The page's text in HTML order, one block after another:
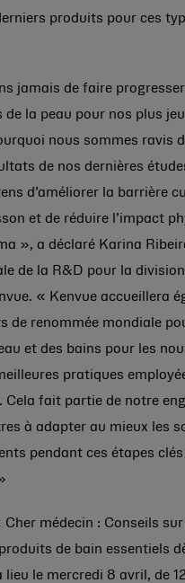
produits pour ces
jamais de faire
de la peau pour nos plus
nous sommes ravis
de nos dernières
d’améliorer la barrière
et de réduire l’impact
», a déclaré Karina
de la R&D pour la
« Kenvue accueillera
de renommée mondiale
et des bains pour les
pratiques
Cela fait partie de notre
à adapter au mieux les
pendant ces étapes clés
Cher médecin : Conseils
de bain essentiels
lieu le mercredi 8 avril, de